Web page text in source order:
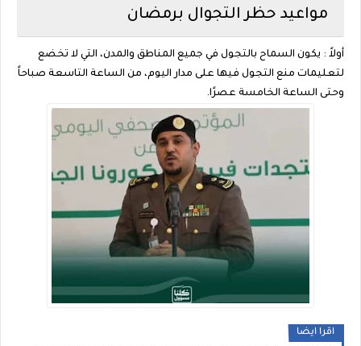
مواعيد حظر التجوال برمضان
أولاً : يكون السماح بالتجول في جميع المناطق والمدن، التي لا تخضع
لتعليمات منع التجول فيها على مدار اليوم، من الساعة التاسعة صباحاً
وحتى الساعة الخامسة عصرًا.
اقرا ايضا